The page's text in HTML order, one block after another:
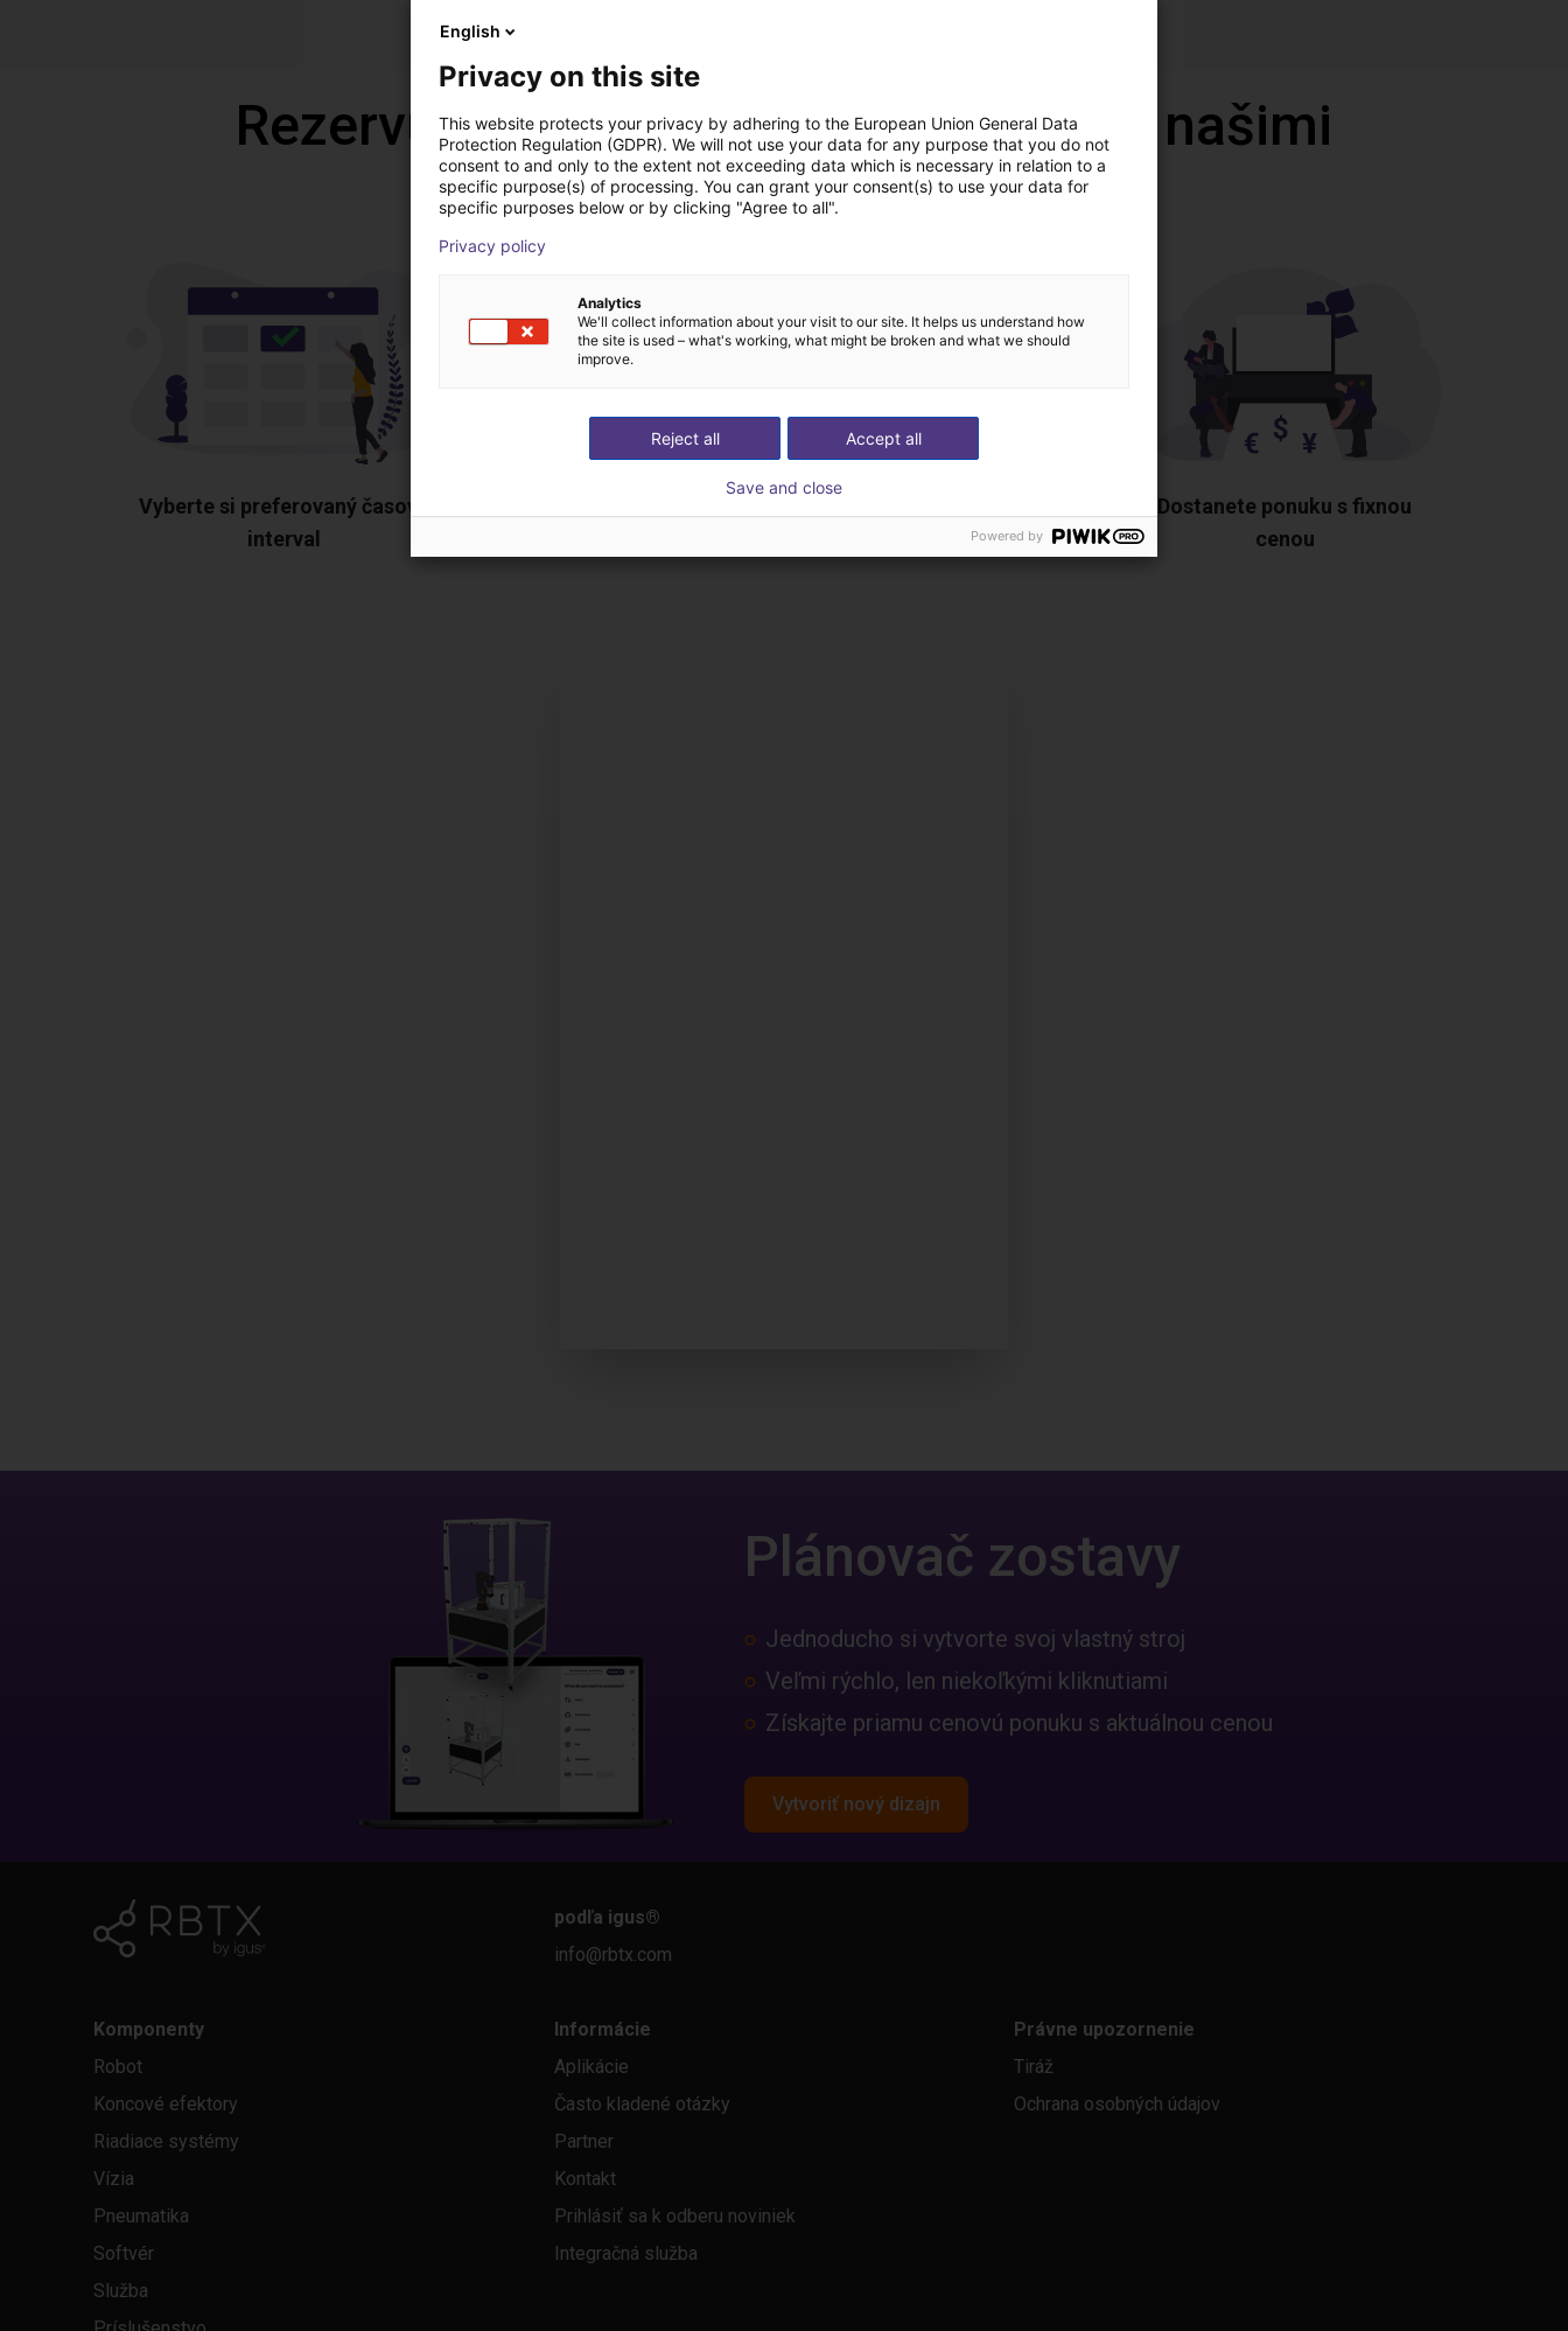
Rezervujte si bezplatný videohovor s našimi
odborníkmi
Vyberte si preferovaný časový
interval
všetky komponenty
Dostanete ponuku s fixnou
cenou
Plánovač zostavy
Jednoducho si vytvorte svoj vlastný stroj
Veľmi rýchlo, len niekoľkými kliknutiami
Získajte priamu cenovú ponuku s aktuálnou cenou
Vytvoriť nový dizajn
podľa igus®
info@rbtx.com
Komponenty
Robot
Koncové efektory
Riadiace systémy
Vízia
Pneumatika
Softvér
Služba
Informácie
Aplikácie
Často kladené otázky
Partner
Kontakt
Prihlásiť sa k odberu noviniek
Integračná služba
Právne upozornenie
Tiráž
Ochrana osobných údajov
English
Privacy on this site
This website protects your privacy by adhering to the European Union General Data
Protection Regulation (GDPR). We will not use your data for any purpose that you do not
consent to and only to the extent not exceeding data which is necessary in relation to a
specific purpose(s) of processing. You can grant your consent(s) to use your data for
specific purposes below or by clicking "Agree to all".
Privacy policy
Analytics
We'll collect information about your visit to our site. It helps us understand how
the site is used – what's working, what might be broken and what we should
improve.
Accept all
Reject all
Save and close
Powered by